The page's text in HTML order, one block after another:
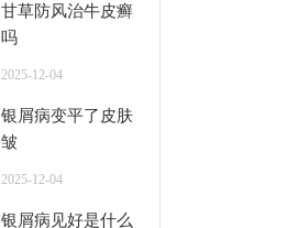
甘草防风治牛皮癣
吗
2025-12-04
银屑病变平了皮肤
皱
2025-12-04
银屑病见好是什么